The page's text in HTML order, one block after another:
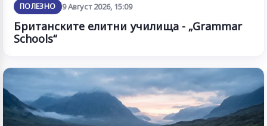
ПОЛЕЗНО 9 Август 2026, 15:09
Британските елитни училища - „Grammar
Schools“